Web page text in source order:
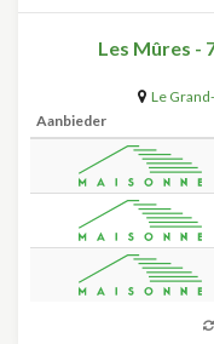
Les Mûres -
Le
Aanbieder